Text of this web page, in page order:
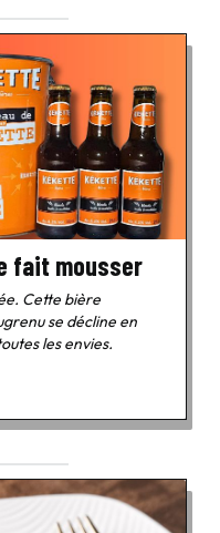
fait mousser
Cette bière
se décline en
les envies.